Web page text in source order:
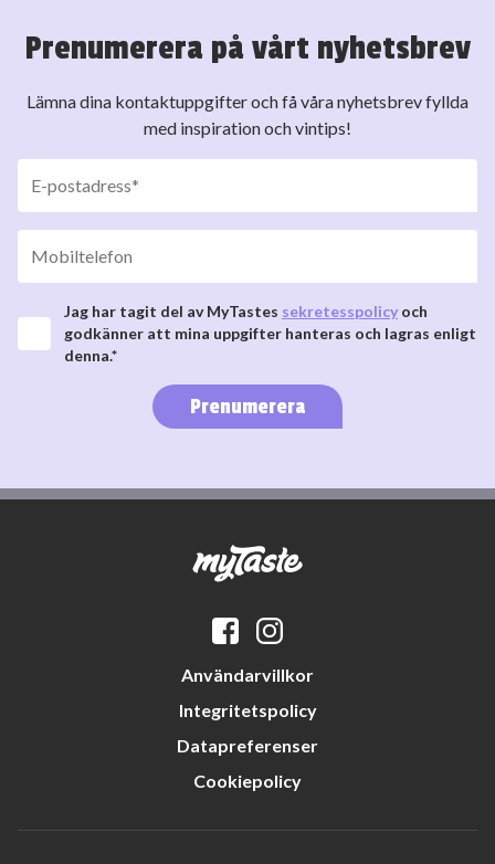
Prenumerera på vårt nyhetsbrev
Lämna dina kontaktuppgifter och få våra nyhetsbrev fyllda
med inspiration och vintips!
Jag har tagit del av MyTastes sekretesspolicy och
godkänner att mina uppgifter hanteras och lagras enligt
denna.*
Prenumerera
Användarvillkor
Integritetspolicy
Datapreferenser
Cookiepolicy